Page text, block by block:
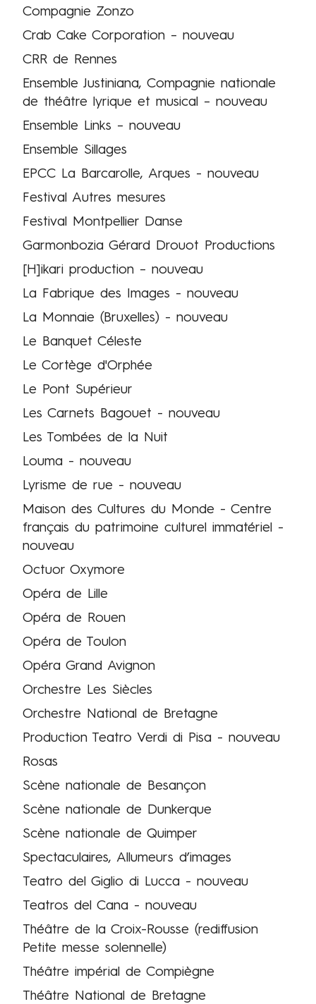
Compagnie Zonzo
Crab Cake Corporation – nouveau
CRR de Rennes
Ensemble Justiniana, Compagnie nationale
de théâtre lyrique et musical – nouveau
Ensemble Links – nouveau
Ensemble Sillages
EPCC La Barcarolle, Arques - nouveau
Festival Autres mesures
Festival Montpellier Danse
Garmonbozia Gérard Drouot Productions
[H]ikari production – nouveau
La Fabrique des Images - nouveau
La Monnaie (Bruxelles) - nouveau
Le Banquet Céleste
Le Cortège d'Orphée
Le Pont Supérieur
Les Carnets Bagouet - nouveau
Les Tombées de la Nuit
Louma - nouveau
Lyrisme de rue - nouveau
Maison des Cultures du Monde - Centre
français du patrimoine culturel immatériel -
nouveau
Octuor Oxymore
Opéra de Lille
Opéra de Rouen
Opéra de Toulon
Opéra Grand Avignon
Orchestre Les Siècles
Orchestre National de Bretagne
Production Teatro Verdi di Pisa - nouveau
Rosas
Scène nationale de Besançon
Scène nationale de Dunkerque
Scène nationale de Quimper
Spectaculaires, Allumeurs d’images
Teatro del Giglio di Lucca - nouveau
Teatros del Cana - nouveau
Théâtre de la Croix-Rousse (rediffusion
Petite messe solennelle)
Théâtre impérial de Compiègne
Théâtre National de Bretagne